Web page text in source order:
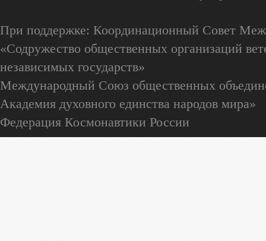
При поддержке: Координационный Совет
«Содружество общественных организаций
независимых государств»
Международный Союз общественных
Академия духовного единства народов мира»
Федерация Космонавтики России